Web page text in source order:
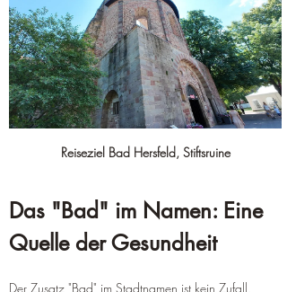
Reiseziel Bad Hersfeld, Stiftsruine
Das "Bad" im Namen: Eine
Quelle der Gesundheit
Der Zusatz "Bad" im Stadtnamen ist kein Zufall,